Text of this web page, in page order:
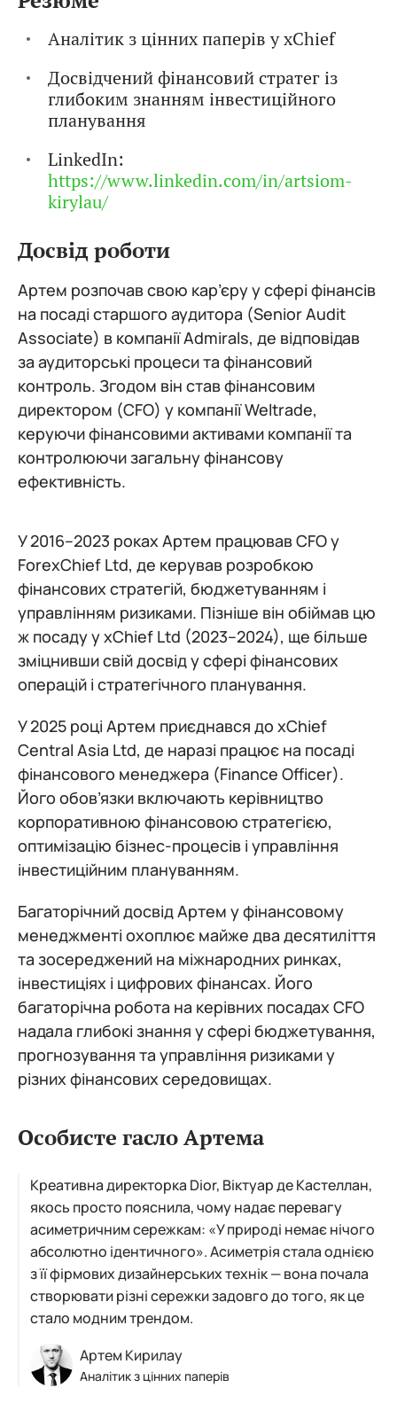
Аналітик з цінних паперів у xChief
Досвідчений фінансовий стратег із
глибоким знанням інвестиційного
планування
LinkedIn:
https://www.linkedin.com/in/artsiom-
kirylau/
Досвід роботи
Артем розпочав свою кар’єру у сфері фінансів
на посаді старшого аудитора (Senior Audit
Associate) в компанії Admirals, де відповідав
за аудиторські процеси та фінансовий
контроль. Згодом він став фінансовим
директором (CFO) у компанії Weltrade,
керуючи фінансовими активами компанії та
контролюючи загальну фінансову
ефективність.
У 2016–2023 роках Артем працював CFO у
ForexChief Ltd, де керував розробкою
фінансових стратегій, бюджетуванням і
управлінням ризиками. Пізніше він обіймав цю
ж посаду у xChief Ltd (2023–2024), ще більше
зміцнивши свій досвід у сфері фінансових
операцій і стратегічного планування.
У 2025 році Артем приєднався до xChief
Central Asia Ltd, де наразі працює на посаді
фінансового менеджера (Finance Officer).
Його обов’язки включають керівництво
корпоративною фінансовою стратегією,
оптимізацію бізнес-процесів і управління
інвестиційним плануванням.
Багаторічний досвід Артем у фінансовому
менеджменті охоплює майже два десятиліття
та зосереджений на міжнародних ринках,
інвестиціях і цифрових фінансах. Його
багаторічна робота на керівних посадах CFO
надала глибокі знання у сфері бюджетування,
прогнозування та управління ризиками у
різних фінансових середовищах.
Особисте гасло Артема
Креативна директорка Dior, Віктуар де Кастеллан,
якось просто пояснила, чому надає перевагу
асиметричним сережкам: «У природі немає нічого
абсолютно ідентичного». Асиметрія стала однією
з її фірмових дизайнерських технік — вона почала
створювати різні сережки задовго до того, як це
стало модним трендом.
Артем Кирилау
Аналітик з цінних паперів